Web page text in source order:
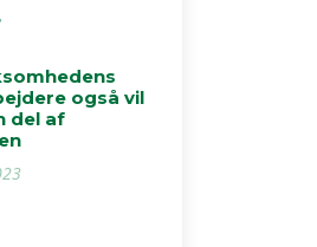
også vil
del af